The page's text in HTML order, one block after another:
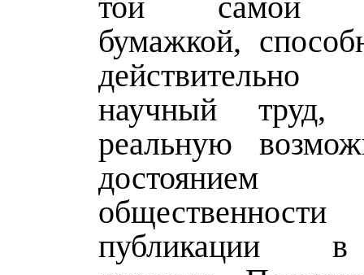
бумажкой,
действительно
научный труд,
реальную
достоянием
публикации